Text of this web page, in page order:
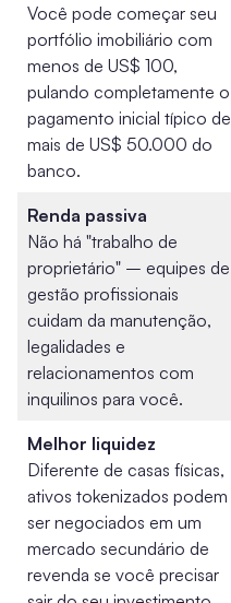
Você pode começar seu
portfólio imobiliário com
menos de US$ 100,
pulando completamente o
pagamento inicial típico de
mais de US$ 50.000 do
banco.
Renda passiva
Não há "trabalho de
proprietário" – equipes de
gestão profissionais
cuidam da manutenção,
legalidades e
relacionamentos com
inquilinos para você.
Melhor liquidez
Diferente de casas físicas,
ativos tokenizados podem
ser negociados em um
mercado secundário de
revenda se você precisar